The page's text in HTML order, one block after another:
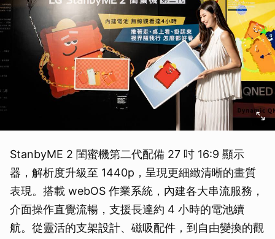
StanbyME 2 閨蜜機第二代配備 27 吋 16:9 顯示
器，解析度升級至 1440p，呈現更細緻清晰的畫質
表現。搭載 webOS 作業系統，內建各大串流服務，
介面操作直覺流暢，支援長達約 4 小時的電池續
航。從靈活的支架設計、磁吸配件，到自由變換的觀